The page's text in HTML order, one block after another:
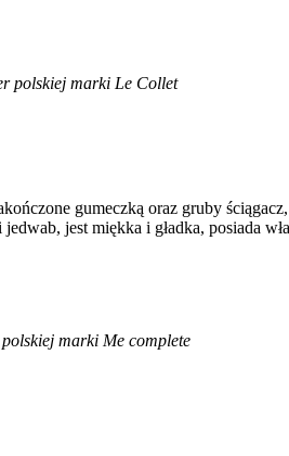
polskiej marki Le Collet
gumeczką oraz gruby
jest miękka i gładka, posiada
marki Me complete